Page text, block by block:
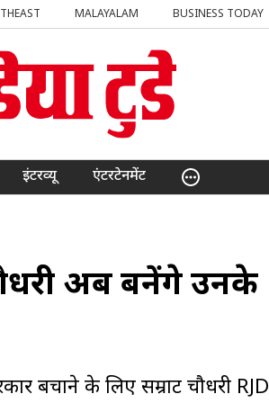
MALAYALAM BUSINESS TODAY
इंटरव्यू एंटरटेनमेंट
अब बनेंगे उनके
बचाने के लिए सम्राट चौधरी RJD